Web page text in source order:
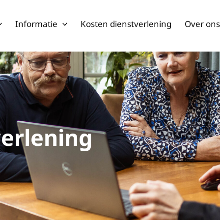
Informatie Kosten dienstverlening Over ons